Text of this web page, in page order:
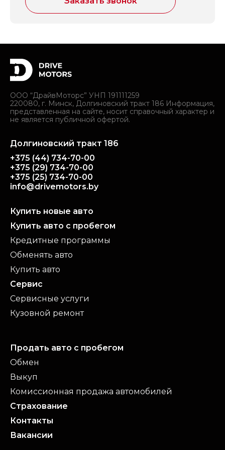
ООО “ДрайвМоторс” УНП 191111259
220080, г. Минск, Долгиновский тракт 186 Информация,
представленная на сайте, носит справочный характер и
не является публичной офертой.
Долгиновский тракт 186
+375 (44) 734-70-00
+375 (29) 734-70-00
+375 (25) 734-70-00
info@drivemotors.by
Купить новые авто
Купить авто с пробегом
Кредитные программы
Обменять авто
Купить авто
Сервис
Сервисные услуги
Кузовной ремонт
Продать авто с пробегом
Обмен
Выкуп
Комиссионная продажа автомобилей
Страхование
Контакты
Вакансии